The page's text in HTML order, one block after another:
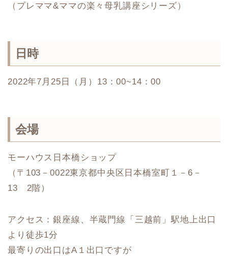
（プレママ&ママの楽々母乳講座シリーズ）
日時
2022年7月25日（月）13：00~14：00
会場
モーハウス日本橋ショップ
（〒103－0022東京都中央区日本橋室町１－6－
13 2階）
アクセス：銀座線、半蔵門線「三越前」駅地上出口
より徒歩1分
最寄りの出口はA１出口ですが